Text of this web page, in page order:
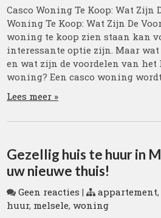
Casco Woning Te Koop: Wat Zijn
Woning Te Koop: Wat Zijn De
woning te koop zien staan kan
interessante optie zijn. Maar
en wat zijn de voordelen van het
woning? Een casco woning
Lees meer »
Gezellig huis te huur in
uw nieuwe thuis!
Geen reacties | appartement
huur, melsele,woning